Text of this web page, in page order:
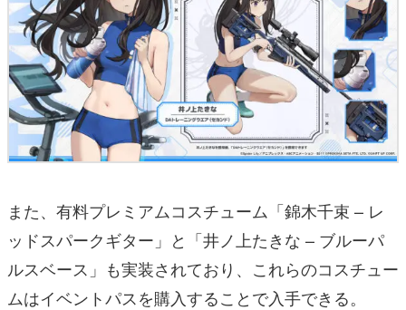
また、有料プレミアムコスチューム「錦木千束 – レ
ッドスパークギター」と「井ノ上たきな – ブルーパ
ルスベース」も実装されており、これらのコスチュー
ムはイベントパスを購入することで入手できる。